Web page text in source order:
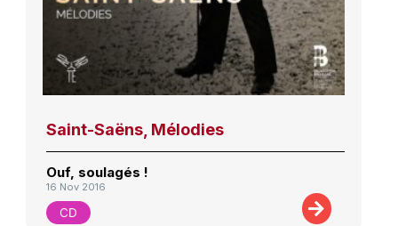
Saint-Saëns, Mélodies
Ouf, soulagés !
16 Nov 2016
CD